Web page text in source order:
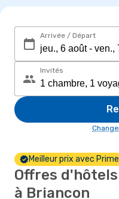
Arrivée / Départ
Invités
Meilleur prix avec Prime
Offres
à Briancon